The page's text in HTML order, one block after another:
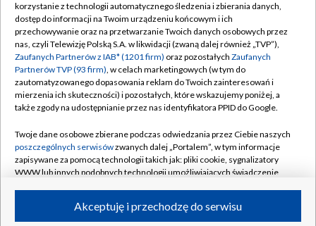
TVP
Abonament TVP
Emisja w TVP
Centrum informacji TVP
Naziemna Telewizja Cyfrowa
Rada Programowa
System NOS
Informacje o nadawcy
Program dla prasy
Regulamin TVP
Polityka prywatności
Moje zgody
Pomoc
Kontakt
Kanały
korzystanie z technologii automatycznego śledzenia i zbierania danych,
dostęp do informacji na Twoim urządzeniu końcowym i ich
przechowywanie oraz na przetwarzanie Twoich danych osobowych przez
nas, czyli Telewizję Polską S.A. w likwidacji (zwaną dalej również „TVP”),
Zaufanych Partnerów z IAB* (1201 firm) oraz pozostałych Zaufanych
Partnerów TVP (93 firm), w celach marketingowych (w tym do
zautomatyzowanego dopasowania reklam do Twoich zainteresowań i
mierzenia ich skuteczności) i pozostałych, które wskazujemy poniżej, a
także zgody na udostępnianie przez nas identyfikatora PPID do Google.
Twoje dane osobowe zbierane podczas odwiedzania przez Ciebie naszych
poszczególnych serwisówzwanych dalej „Portalem”, w tym informacje
zapisywane za pomocą technologii takich jak: pliki cookie, sygnalizatory
WWW lub innych podobnych technologii umożliwiających świadczenie
ruchu w Internecie.Akceptuję i przechodzę do serwisu